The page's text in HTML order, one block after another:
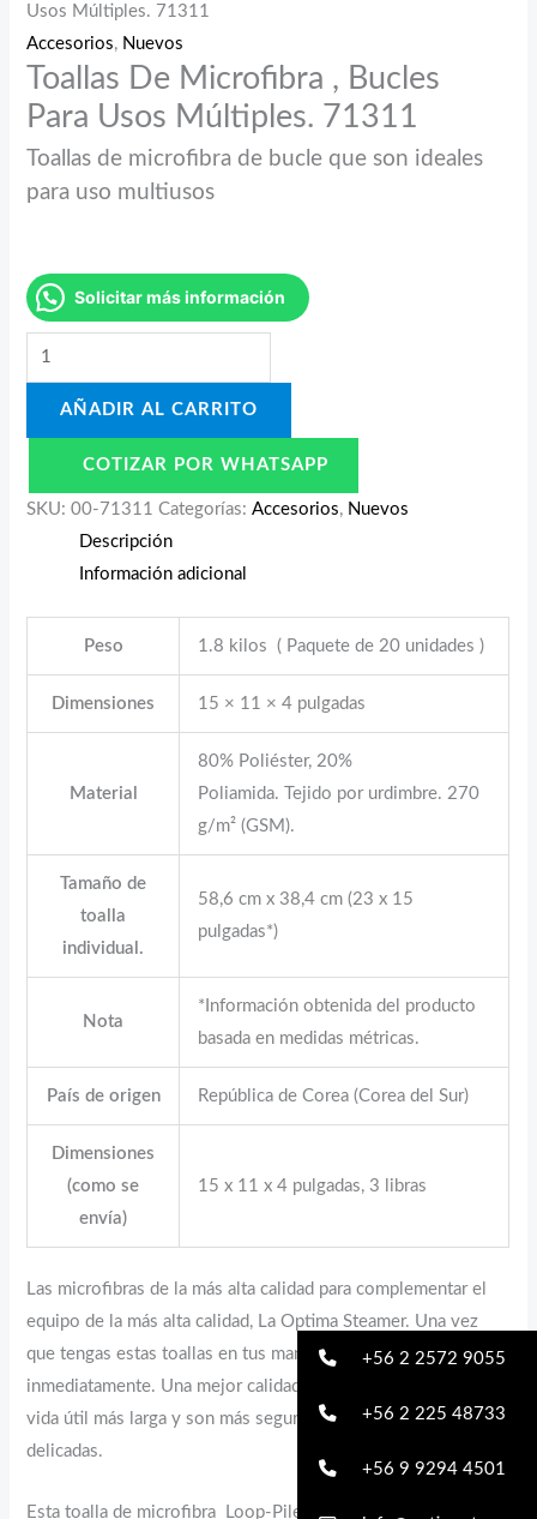
Usos Múltiples. 71311
Accesorios, Nuevos
Toallas De Microfibra , Bucles
Para Usos Múltiples. 71311
Toallas de microfibra de bucle que son ideales
para uso multiusos
Solicitar más información
AÑADIR AL CARRITO
COTIZAR POR WHATSAPP
SKU:00-71311 Categorías:Accesorios, Nuevos
Descripción
Información adicional
Peso 1.8 kilos ( Paquete de 20 unidades )
Dimensiones 15 × 11 × 4 pulgadas
Material
80% Poliéster, 20%
Poliamida. Tejido por urdimbre. 270
g/m² (GSM).
Tamaño de
toalla
individual.
58,6 cm x 38,4 cm (23 x 15
pulgadas*)
Nota
*Información obtenida del producto
basada en medidas métricas.
País de origen República de Corea (Corea del Sur)
Dimensiones
(como se
envía)
15 x 11 x 4 pulgadas, 3 libras
Las microfibras de la más alta calidad para complementar el
equipo de la más alta calidad, La Optima Steamer. Una vez
que tengas estas toallas en tus manos, verás la diferencia
inmediatamente. Una mejor calidad significa que tienen una
vida útil más larga y son más seguros en superficies
delicadas.
Esta toalla de microfibra Loop-Pile es perfecta para la
+56 2 2572 9055
+56 2 225 48733
+56 9 9294 4501